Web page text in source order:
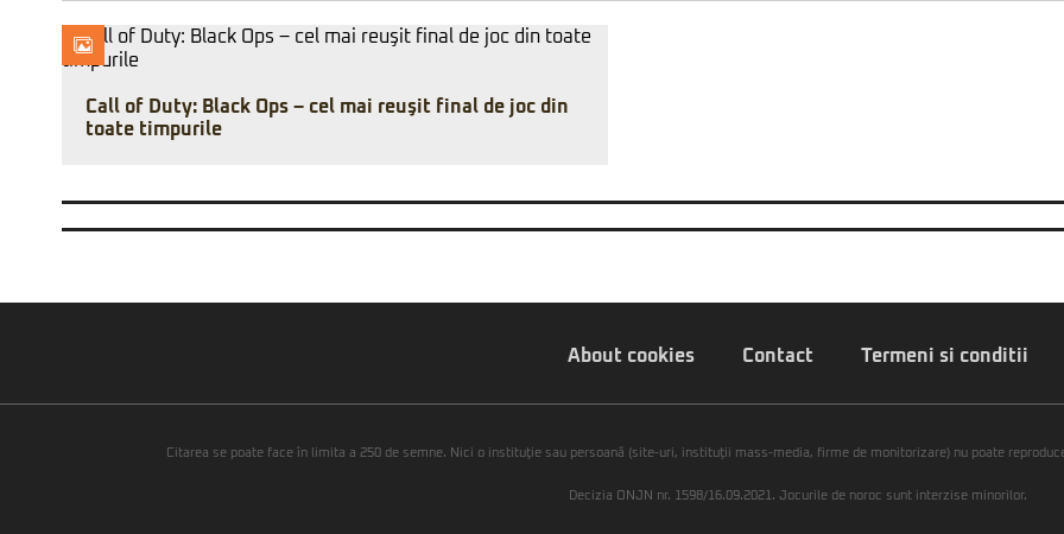
Call of Duty: Black Ops – cel mai reuşit final de joc din
toate timpurile
About cookies Contact Termeni si conditii
Citarea se poate face în limita a 250 de semne. Nici o instituţie sau persoană (site-uri, instituţii mass-media, firme de monitorizare) nu poate
Decizia ONJN nr. 1598/16.09.2021. Jocurile de noroc sunt interzise minorilor.